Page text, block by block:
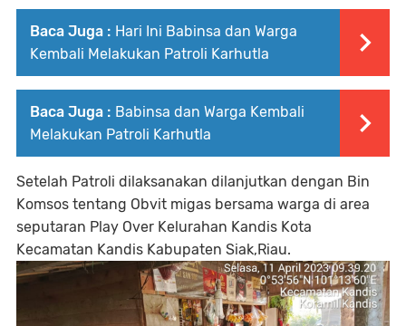
Baca Juga : Hari Ini Babinsa dan Warga
Kembali Melakukan Patroli Karhutla
Baca Juga : Babinsa dan Warga Kembali
Melakukan Patroli Karhutla
Setelah Patroli dilaksanakan dilanjutkan dengan Bin
Komsos tentang Obvit migas bersama warga di area
seputaran Play Over Kelurahan Kandis Kota
Kecamatan Kandis Kabupaten Siak,Riau.